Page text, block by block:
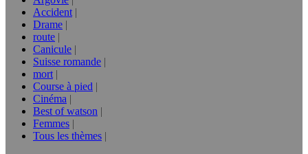
Accident
Drame
route
Canicule
Suisse romande
mort
Course à pied
Cinéma
Best of watson
Femmes
Tous les thèmes